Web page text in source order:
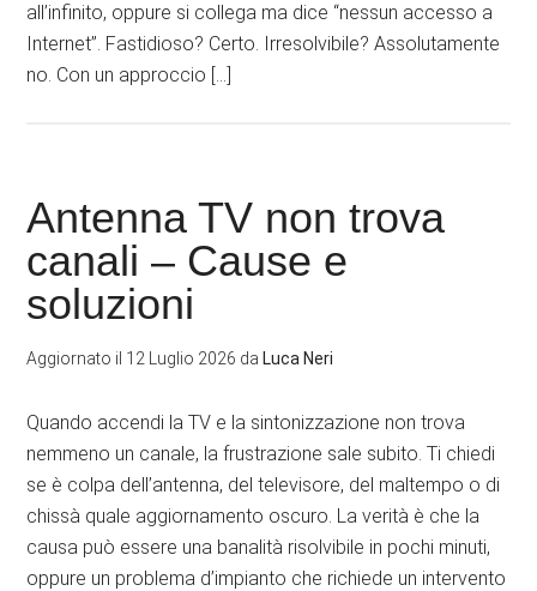
all’infinito, oppure si collega ma dice “nessun accesso a
Internet”. Fastidioso? Certo. Irresolvibile? Assolutamente
no. Con un approccio […]
Antenna TV non trova
canali – Cause e
soluzioni
Aggiornato il 12 Luglio 2026 da Luca Neri
Quando accendi la TV e la sintonizzazione non trova
nemmeno un canale, la frustrazione sale subito. Ti chiedi
se è colpa dell’antenna, del televisore, del maltempo o di
chissà quale aggiornamento oscuro. La verità è che la
causa può essere una banalità risolvibile in pochi minuti,
oppure un problema d’impianto che richiede un intervento